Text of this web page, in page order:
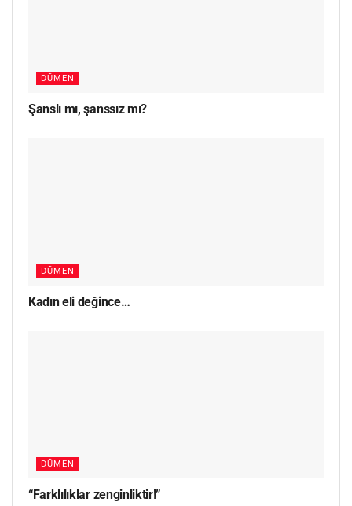
DÜMEN
Şanslı mı, şanssız mı?
DÜMEN
Kadın eli değince…
DÜMEN
“Farklılıklar zenginliktir!”